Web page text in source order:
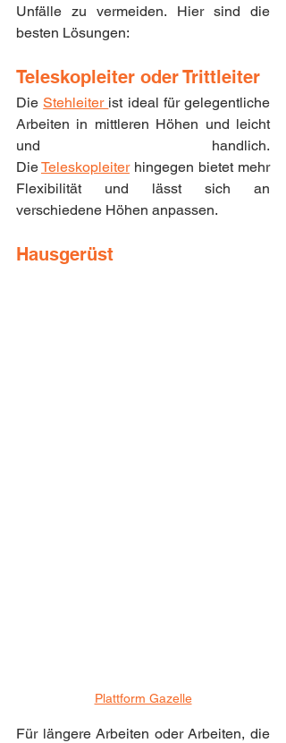
Unfälle zu vermeiden. Hier sind die
besten Lösungen:
Teleskopleiter oder Trittleiter
Die Stehleiter ist ideal für gelegentliche
Arbeiten in mittleren Höhen und leicht
und handlich.
Die Teleskopleiter hingegen bietet mehr
Flexibilität und lässt sich an
verschiedene Höhen anpassen.
Hausgerüst
Plattform Gazelle
Für längere Arbeiten oder Arbeiten, die